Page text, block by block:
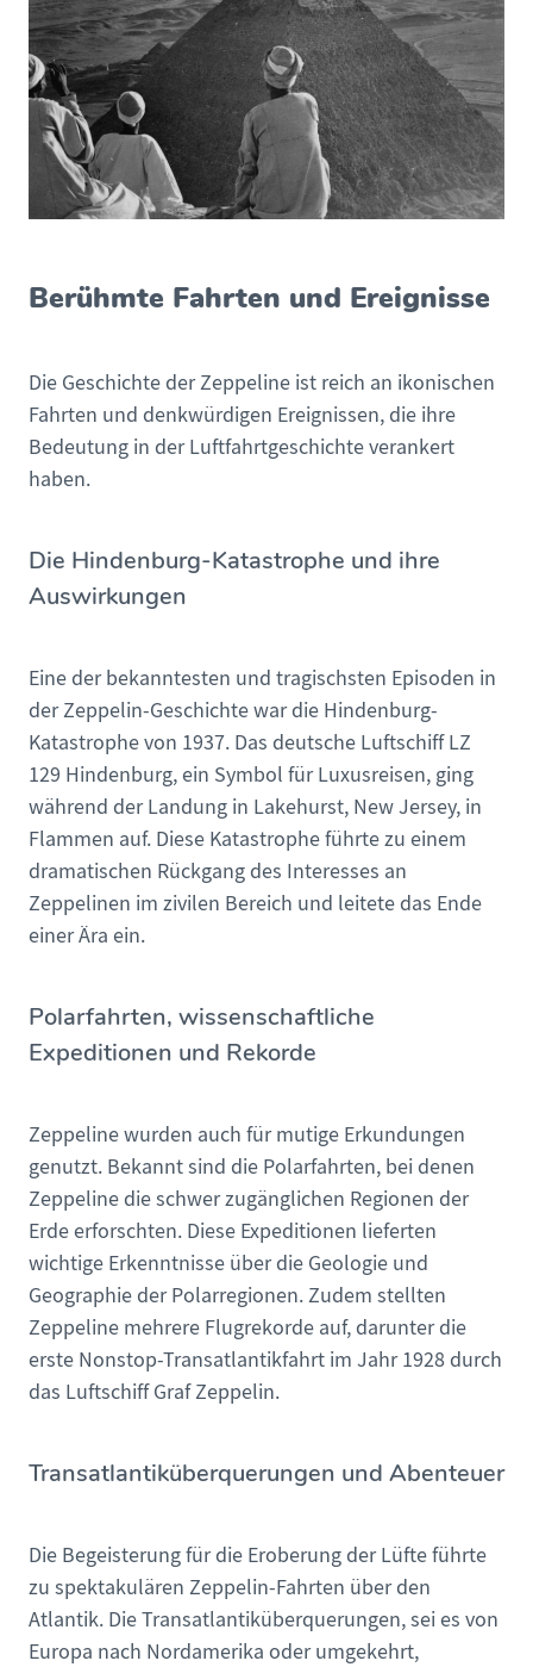
Berühmte Fahrten und Ereignisse
Die Geschichte der Zeppeline ist reich an ikonischen
Fahrten und denkwürdigen Ereignissen, die ihre
Bedeutung in der Luftfahrtgeschichte verankert
haben.
Die Hindenburg-Katastrophe und ihre
Auswirkungen
Eine der bekanntesten und tragischsten Episoden in
der Zeppelin-Geschichte war die Hindenburg-
Katastrophe von 1937. Das deutsche Luftschiff LZ
129 Hindenburg, ein Symbol für Luxusreisen, ging
während der Landung in Lakehurst, New Jersey, in
Flammen auf. Diese Katastrophe führte zu einem
dramatischen Rückgang des Interesses an
Zeppelinen im zivilen Bereich und leitete das Ende
einer Ära ein.
Polarfahrten, wissenschaftliche
Expeditionen und Rekorde
Zeppeline wurden auch für mutige Erkundungen
genutzt. Bekannt sind die Polarfahrten, bei denen
Zeppeline die schwer zugänglichen Regionen der
Erde erforschten. Diese Expeditionen lieferten
wichtige Erkenntnisse über die Geologie und
Geographie der Polarregionen. Zudem stellten
Zeppeline mehrere Flugrekorde auf, darunter die
erste Nonstop-Transatlantikfahrt im Jahr 1928 durch
das Luftschiff Graf Zeppelin.
Transatlantiküberquerungen und Abenteuer
Die Begeisterung für die Eroberung der Lüfte führte
zu spektakulären Zeppelin-Fahrten über den
Atlantik. Die Transatlantiküberquerungen, sei es von
Europa nach Nordamerika oder umgekehrt,